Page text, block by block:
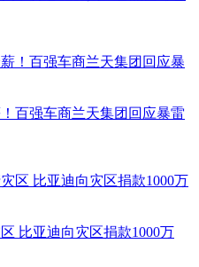
百强车商兰天集团回应暴雷
比亚迪向灾区捐款1000万